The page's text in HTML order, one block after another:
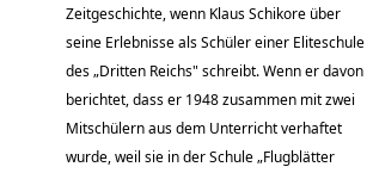
Zeitgeschichte, wenn Klaus Schikore über
seine Erlebnisse als Schüler einer Eliteschule
des „Dritten Reichs" schreibt. Wenn er davon
berichtet, dass er 1948 zusammen mit zwei
Mitschülern aus dem Unterricht verhaftet
wurde, weil sie in der Schule „Flugblätter